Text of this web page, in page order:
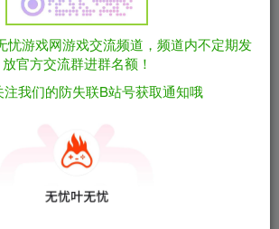
享各类游戏资源，免费为大家服务。
更新网站内容、对网站内容进行维
能力的小伙伴也欢迎赞助，你们的陪
大动力🥳。
忧游戏网游戏交流频道，频道内不定期发
放官方交流群进群名额！
注我们的防失联B站号获取通知哦